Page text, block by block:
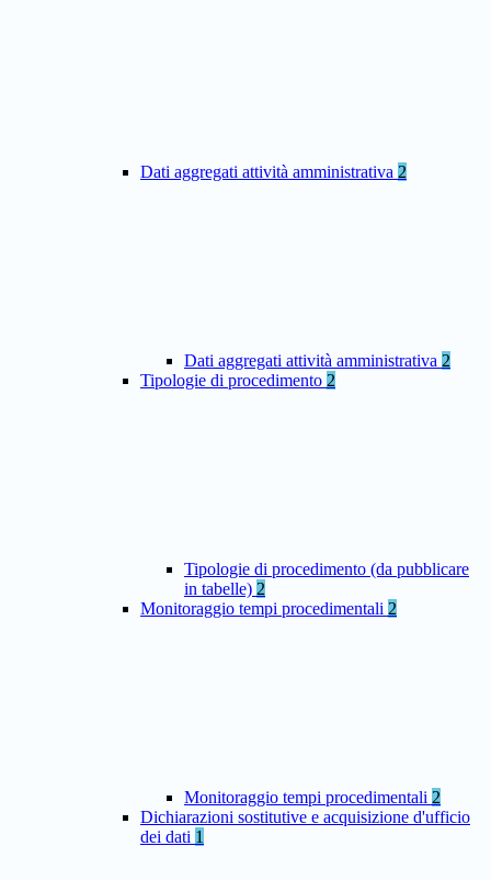
Dati aggregati attività amministrativa 2
Dati aggregati attività amministrativa 2
Tipologie di procedimento 2
Tipologie di procedimento (da pubblicare
in tabelle) 2
Monitoraggio tempi procedimentali 2
Monitoraggio tempi procedimentali 2
Dichiarazioni sostitutive e acquisizione d'ufficio
dei dati 1